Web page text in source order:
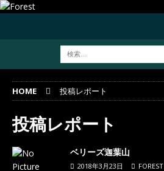
HOME 投稿レポート
投稿レポート
ベリーズ迦葉山
2018年3月23日 FOREST